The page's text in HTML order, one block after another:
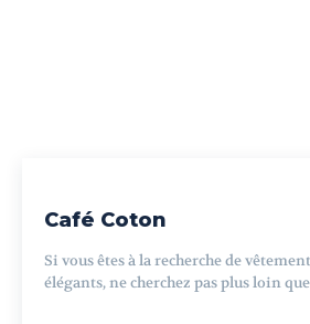
Café Coton
Si vous êtes à la recherche de
élégants, ne cherchez pas plus loin